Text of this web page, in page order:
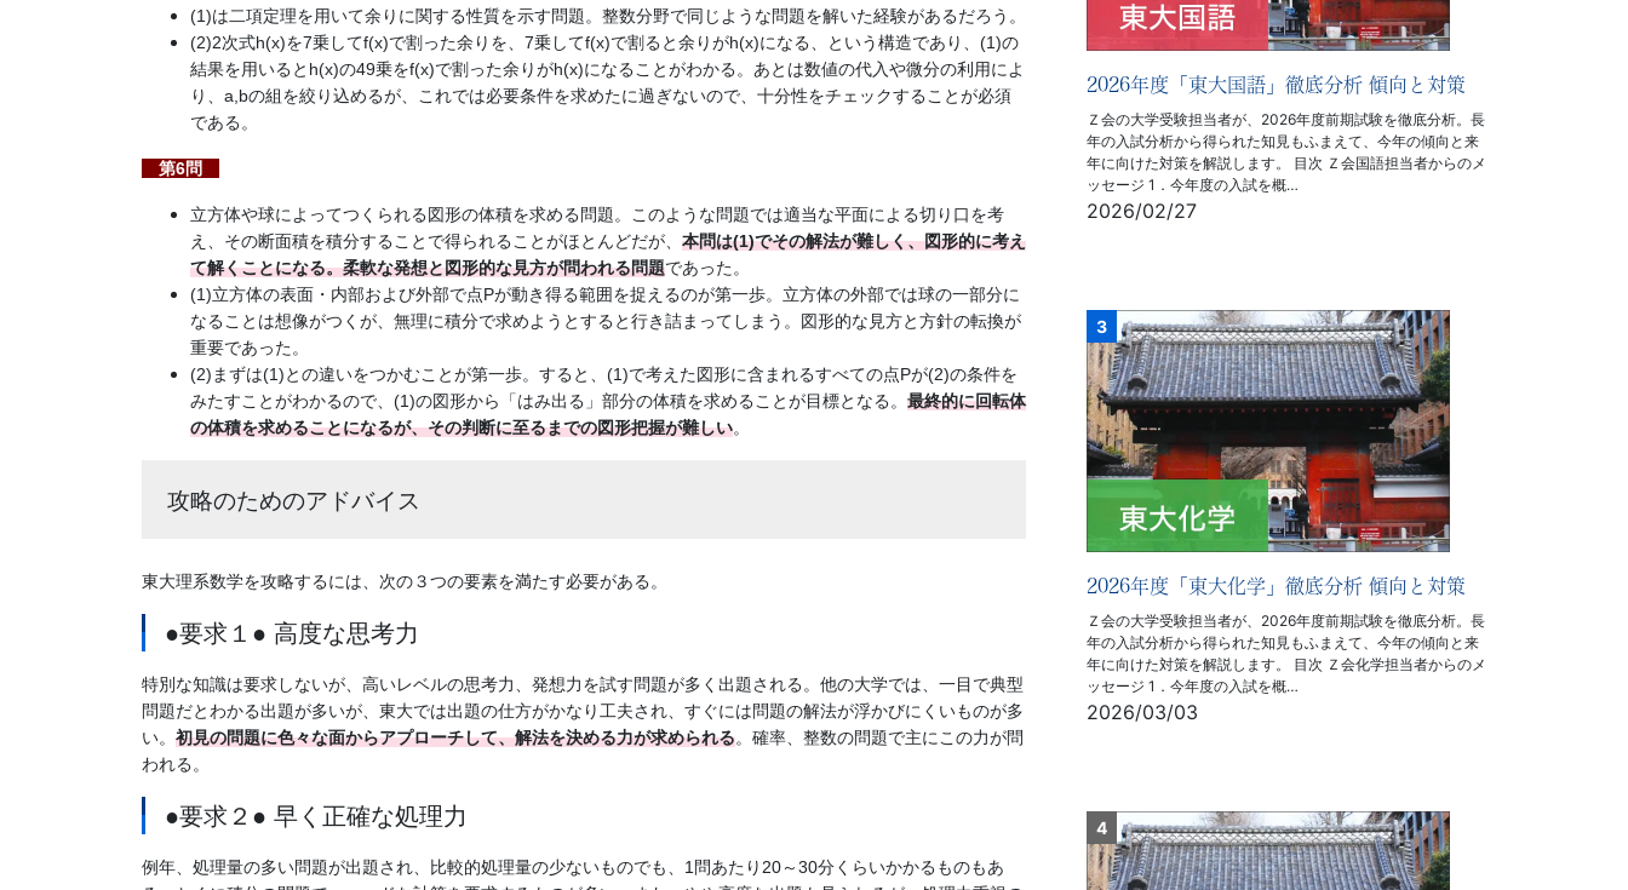
(1)は二項定理を用いて余りに関する性質を示す問題。整数分野で同じような問題を解いた経験があるだろう。
(2)2次式h(x)を7乗してf(x)で割った余りを、7乗してf(x)で割ると余りがh(x)になる、という構造であり、(1)の
結果を用いるとh(x)の49乗をf(x)で割った余りがh(x)になることがわかる。あとは数値の代入や微分の利用によ
り、a,bの組を絞り込めるが、これでは必要条件を求めたに過ぎないので、十分性をチェックすることが必須
である。
第6問
立方体や球によってつくられる図形の体積を求める問題。このような問題では適当な平面による切り口を考
え、その断面積を積分することで得られることがほとんどだが、 本問は(1)でその解法が難しく、図形的に考え
て解くことになる。柔軟な発想と図形的な見方が問われる問題であった。
(1)立方体の表面・内部および外部で点Pが動き得る範囲を捉えるのが第一歩。立方体の外部では球の一部分に
なることは想像がつくが、無理に積分で求めようとすると行き詰まってしまう。図形的な見方と方針の転換が
重要であった。
(2)まずは(1)との違いをつかむことが第一歩。すると、(1)で考えた図形に含まれるすべての点Pが(2)の条件を
みたすことがわかるので、(1)の図形から「はみ出る」部分の体積を求めることが目標となる。 最終的に回転体
の体積を求めることになるが、その判断に至るまでの図形把握が難しい。
攻略のためのアドバイス
東大理系数学を攻略するには、次の３つの要素を満たす必要がある。
●要求１● 高度な思考力
特別な知識は要求しないが、高いレベルの思考力、発想力を試す問題が多く出題される。他の大学では、一目で典型
問題だとわかる出題が多いが、東大では出題の仕方がかなり工夫され、すぐには問題の解法が浮かびにくいものが多
い。 初見の問題に色々な面からアプローチして、解法を決める力が求められる。確率、整数の問題で主にこの力が問
われる。
●要求２● 早く正確な処理力
例年、処理量の多い問題が出題され、比較的処理量の少ないものでも、1問あたり20～30分くらいかかるものもあ
2026年度「東大国語」徹底分析 傾向と対策
Ｚ会の大学受験担当者が、2026年度前期試験を徹底分析。長
年の入試分析から得られた知見もふまえて、今年の傾向と来
年に向けた対策を解説します。 目次 Ｚ会国語担当者からのメ
ッセージ 1．今年度の入試を概…
2026/02/27
2026年度「東大化学」徹底分析 傾向と対策
Ｚ会の大学受験担当者が、2026年度前期試験を徹底分析。長
年の入試分析から得られた知見もふまえて、今年の傾向と来
年に向けた対策を解説します。 目次 Ｚ会化学担当者からのメ
ッセージ 1．今年度の入試を概…
2026/03/03